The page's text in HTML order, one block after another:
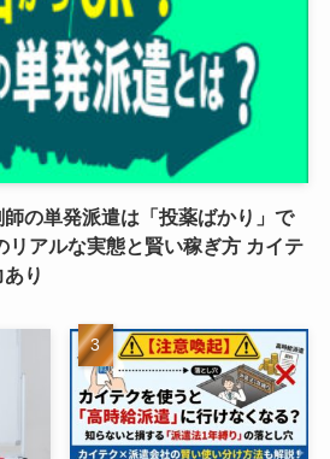
師の単発派遣は「投薬ばかり」で
リアルな実態と賢い稼ぎ方 カイテ
り